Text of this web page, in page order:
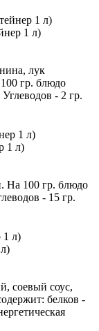
1 л)
лук
гр. блюдо
- 2 гр.
1 л)
На 100 гр. блюдо
- 15 гр.
соевый соус,
белков -